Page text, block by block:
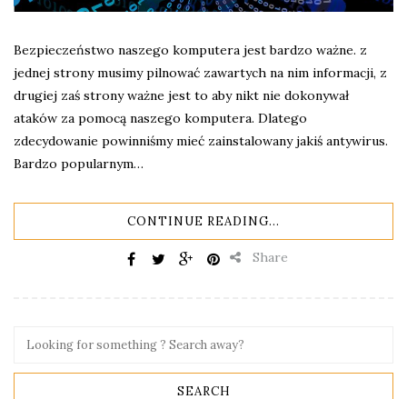
Bezpieczeństwo naszego komputera jest bardzo ważne. z
jednej strony musimy pilnować zawartych na nim informacji, z
drugiej zaś strony ważne jest to aby nikt nie dokonywał
ataków za pomocą naszego komputera. Dlatego
zdecydowanie powinniśmy mieć zainstalowany jakiś antywirus.
Bardzo popularnym…
CONTINUE READING...
Share